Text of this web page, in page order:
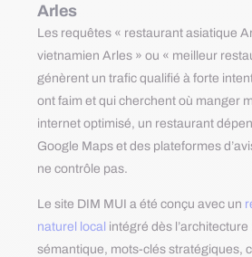
Arles
Les requêtes « restaurant asiatique
vietnamien Arles » ou « meilleur
génèrent un trafic qualifié à forte
ont faim et qui cherchent où manger
internet optimisé, un restaurant
Google Maps et des plateformes
ne contrôle pas.
Le site DIM MUI a été conçu avec un
naturel local intégré dès l’architecture
sémantique, mots-clés stratégiques,